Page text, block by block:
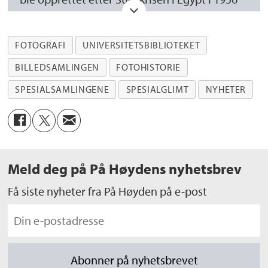
krigshandlingene mellom Egypt og
trekløveret England, Frankrike og Israel.
Totalt 10 nasjoner deltok i UNEF-styrkene:
Norge, Sverige, Danmark, Finland, Jugoslavia,
Brasil, Indonesia, India, Kanada og Colombia.
Agency for Palestine Refugees in the Near
Easter FNs hjelpeorganisasjon for
opprettet i 1949 og pågår fremdeles. Det
FOTOGRAFI
UNIVERSITETSBIBLIOTEKET
BILLEDSAMLINGEN
FOTOHISTORIE
SPESIALSAMLINGENE
SPESIALGLIMT NYHETER
Meld deg på På Høydens nyhetsbrev
Få siste nyheter fra På Høyden på e-post